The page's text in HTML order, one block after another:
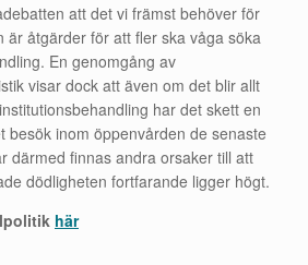
att det vi främst behöver för
är åtgärder för att fler ska våga söka
En genomgång av
visar dock att även om det blir allt
har det skett en
besök inom öppenvården de senaste
därmed finnas andra orsaker till att
dödligheten fortfarande ligger högt.
här